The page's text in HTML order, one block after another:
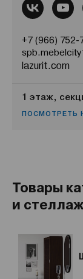
+7 (966) 752-
lazurit.com
1 этаж,
ПОСМОТРЕТЬ
Товары
и